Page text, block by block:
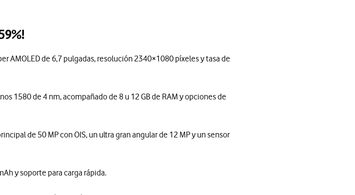
AMOLED de 6,7 pulgadas, resolución 2340×1080 píxeles y tasa de
1580 de 4 nm, acompañado de 8 u 12 GB de RAM y opciones de
de 50 MP con OIS, un ultra gran angular de 12 MP y un sensor
y soporte para carga rápida.